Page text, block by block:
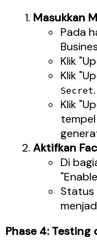
Masukkan
Pada
Klik
Klik
Secret.
Klik
tempel
Aktifkan
Di
Status
Phase 4: